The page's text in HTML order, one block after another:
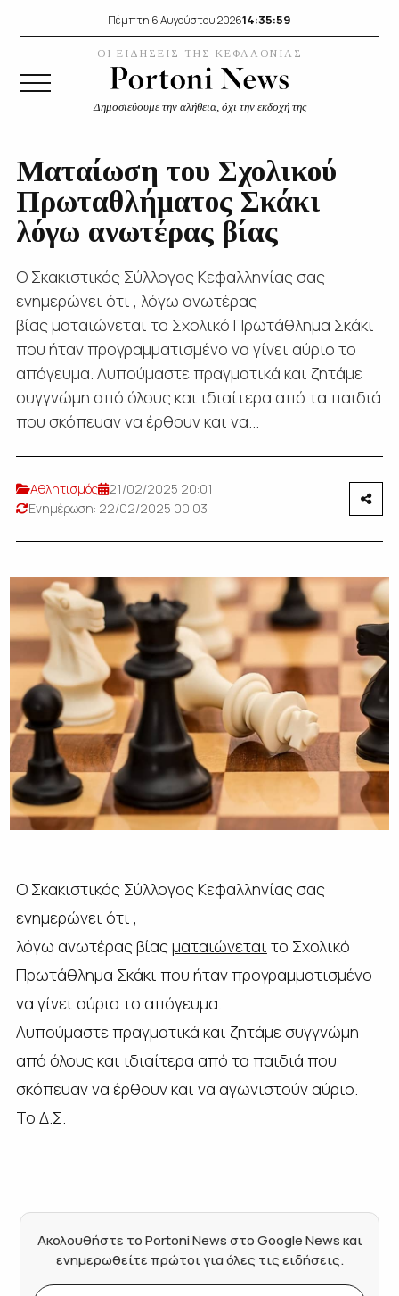
Πέμπτη 6 Αυγούστου 202614:35:59
ΟΙ ΕΙΔΗΣΕΙΣ ΤΗΣ ΚΕΦΑΛΟΝΙΑΣ
Δημοσιεύουμε την αλήθεια, όχι την εκδοχή της
Ματαίωση του Σχολικού
Πρωταθλήματος Σκάκι
λόγω ανωτέρας βίας
Ο Σκακιστικός Σύλλογος Κεφαλληνίας σας
ενημερώνει ότι , λόγω ανωτέρας
βίας ματαιώνεται το Σχολικό Πρωτάθλημα Σκάκι
που ήταν προγραμματισμένο να γίνει αύριο το
απόγευμα. Λυπούμαστε πραγματικά και ζητάμε
συγγνώμη από όλους και ιδιαίτερα από τα παιδιά
που σκόπευαν να έρθουν και να...
Αθλητισμός
21/02/2025 20:01
Ενημέρωση: 22/02/2025 00:03
Ο Σκακιστικός Σύλλογος Κεφαλληνίας σας
ενημερώνει ότι ,
λόγω ανωτέρας βίαςματαιώνεται το Σχολικό
Πρωτάθλημα Σκάκι που ήταν προγραμματισμένο
να γίνει αύριο το απόγευμα.
Λυπούμαστε πραγματικά και ζητάμε συγγνώμη
από όλους και ιδιαίτερα από τα παιδιά που
σκόπευαν να έρθουν και να αγωνιστούν αύριο.
Το Δ.Σ.
Ακολουθήστε το Portoni News στο Google News και
ενημερωθείτε πρώτοι για όλες τις ειδήσεις.